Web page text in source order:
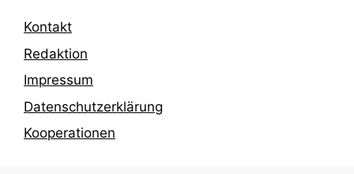
Kontakt
Redaktion
Impressum
Datenschutzerklärung
Kooperationen